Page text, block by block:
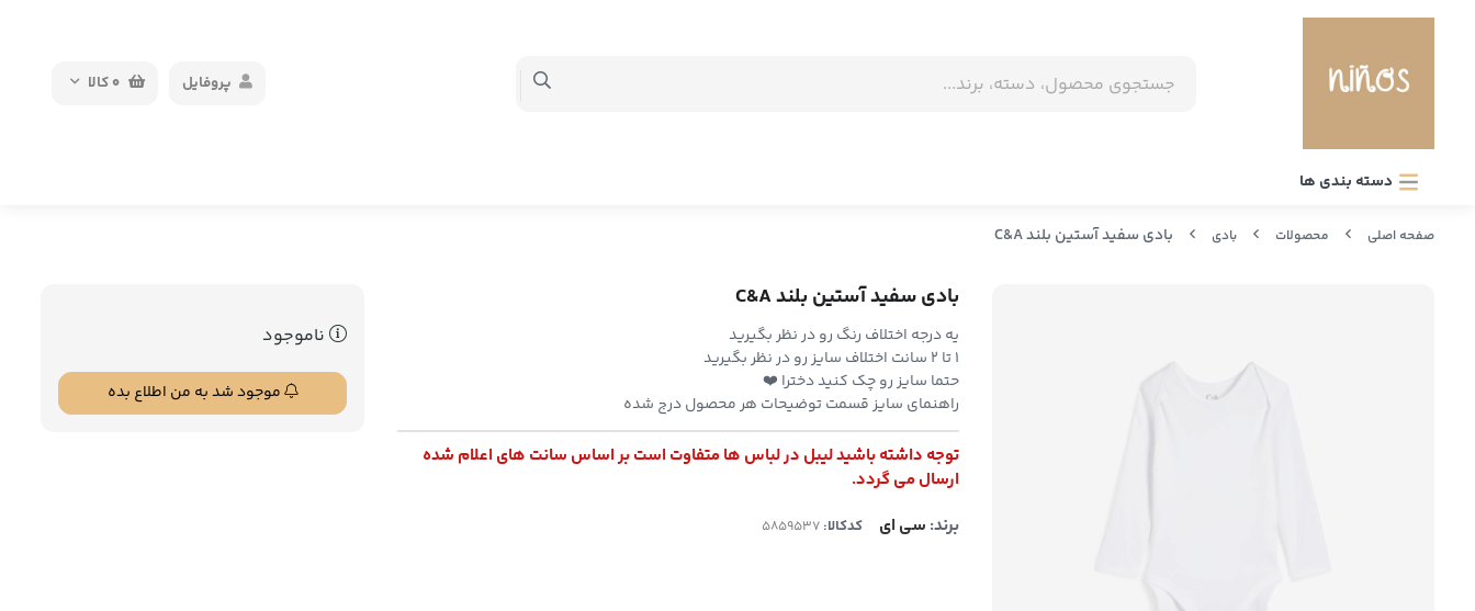
0کالا پروفایل
دسته بندی ها
صفحه اصلی محصولات بادی بادی سفید آستین بلند C&A
بادی سفید آستین بلند C&A
یه درجه اختلاف رنگ رو در نظر بگیرید
۱ تا ۲ سانت اختلاف سایز رو در نظر بگیرید
حتما سایز رو چک کنید دخترا ❤️
راهنمای سایز قسمت توضیحات هر محصول درج شده
توجه داشته باشید لیبل در لباس ها متفاوت است بر اساس سانت های اعلام شده
ارسال می گردد.
برند: سی ای کدکالا:
ناموجود
موجود شد به من اطلاع بده